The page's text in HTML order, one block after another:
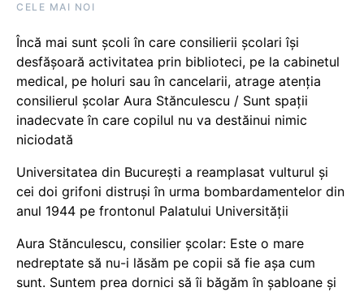
CELE MAI NOI
Încă mai sunt școli în care consilierii școlari își
desfășoară activitatea prin biblioteci, pe la cabinetul
medical, pe holuri sau în cancelarii, atrage atenția
consilierul școlar Aura Stănculescu / Sunt spații
inadecvate în care copilul nu va destăinui nimic
niciodată
Universitatea din București a reamplasat vulturul și
cei doi grifoni distruși în urma bombardamentelor din
anul 1944 pe frontonul Palatului Universității
Aura Stănculescu, consilier școlar: Este o mare
nedreptate să nu-i lăsăm pe copii să fie așa cum
sunt. Suntem prea dornici să îi băgăm în șabloane și